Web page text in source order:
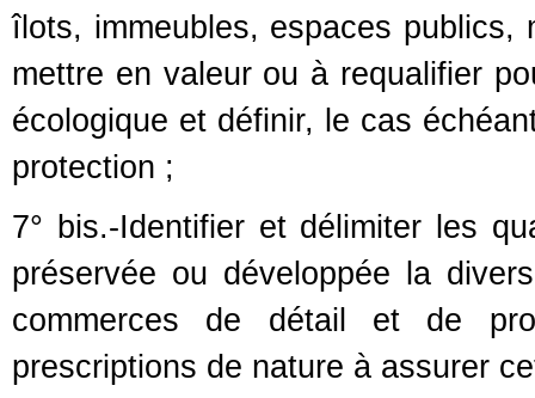
îlots, immeubles, espaces
mettre en valeur ou à requalifier
écologique et définir, le cas
protection ;
7° bis.-Identifier et délimiter les
préservée ou développée la
commerces de détail et de
prescriptions de nature à assurer